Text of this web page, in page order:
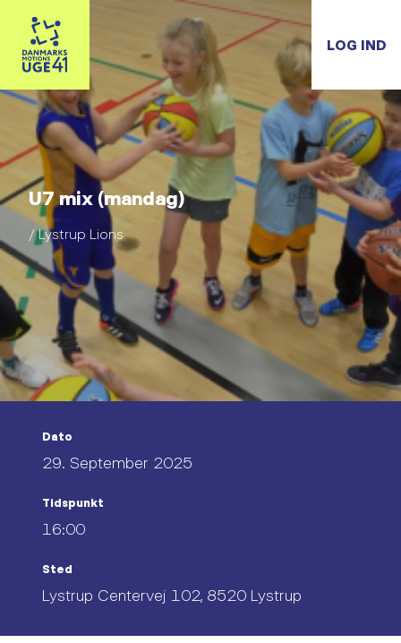
LOG IND
U7 mix (mandag)
/ Lystrup Lions
Dato
29. September 2025
Tidspunkt
16:00
Sted
Lystrup Centervej 102, 8520 Lystrup